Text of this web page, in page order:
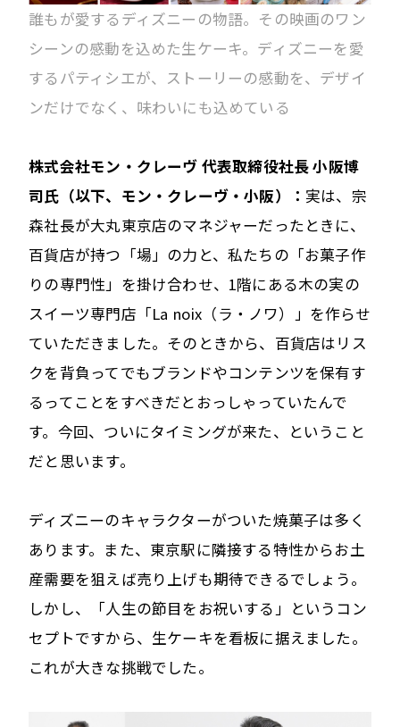
誰もが愛するディズニーの物語。その映画のワン
シーンの感動を込めた生ケーキ。ディズニーを愛
するパティシエが、ストーリーの感動を、デザイ
ンだけでなく、味わいにも込めている
株式会社モン・クレーヴ 代表取締役社長 小阪博
司氏（以下、モン・クレーヴ・小阪）： 実は、宗
森社長が大丸東京店のマネジャーだったときに、
百貨店が持つ「場」の力と、私たちの「お菓子作
りの専門性」を掛け合わせ、1階にある木の実の
スイーツ専門店「La noix（ラ・ノワ）」を作らせ
ていただきました。そのときから、百貨店はリス
クを背負ってでもブランドやコンテンツを保有す
るってことをすべきだとおっしゃっていたんで
す。今回、ついにタイミングが来た、ということ
だと思います。
ディズニーのキャラクターがついた焼菓子は多く
あります。また、東京駅に隣接する特性からお土
産需要を狙えば売り上げも期待できるでしょう。
しかし、「人生の節目をお祝いする」というコン
セプトですから、生ケーキを看板に据えました。
これが大きな挑戦でした。